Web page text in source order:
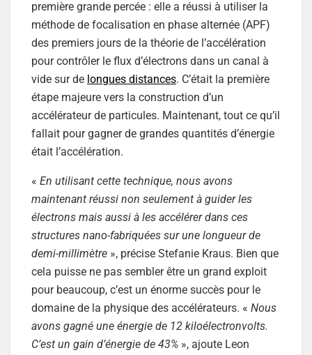
première grande percée : elle a réussi à utiliser la
méthode de focalisation en phase alternée (APF)
des premiers jours de la théorie de l’accélération
pour contrôler le flux d’électrons dans un canal à
vide sur de longues distances. C’était la première
étape majeure vers la construction d’un
accélérateur de particules. Maintenant, tout ce qu’il
fallait pour gagner de grandes quantités d’énergie
était l’accélération.
« En utilisant cette technique, nous avons
maintenant réussi non seulement à guider les
électrons mais aussi à les accélérer dans ces
structures nano-fabriquées sur une longueur de
demi-millimètre », précise Stefanie Kraus. Bien que
cela puisse ne pas sembler être un grand exploit
pour beaucoup, c’est un énorme succès pour le
domaine de la physique des accélérateurs. « Nous
avons gagné une énergie de 12 kiloélectronvolts.
C’est un gain d’énergie de 43% », ajoute Leon